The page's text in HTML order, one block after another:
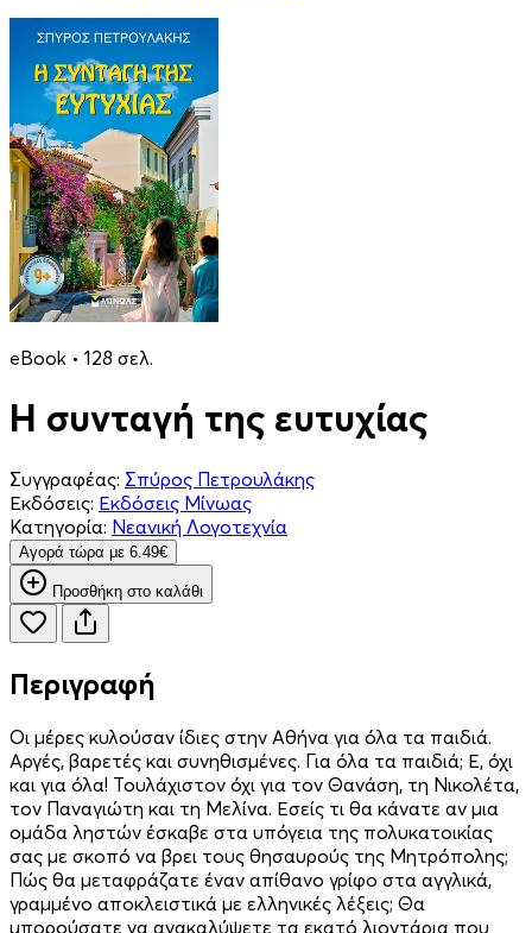
eBook • 128 σελ.
Η συνταγή της ευτυχίας
Συγγραφέας: Σπύρος Πετρουλάκης
Εκδόσεις: Εκδόσεις Μίνωας
Κατηγορία: Νεανική Λογοτεχνία
Aγορά τώρα με 6.49€
Προσθήκη στο καλάθι
Περιγραφή
Οι μέρες κυλούσαν ίδιες στην Αθήνα για όλα τα παιδιά.
Αργές, βαρετές και συνηθισμένες. Για όλα τα παιδιά; Ε, όχι
και για όλα! Τουλάχιστον όχι για τον Θανάση, τη Νικολέτα,
τον Παναγιώτη και τη Μελίνα. Εσείς τι θα κάνατε αν μια
ομάδα ληστών έσκαβε στα υπόγεια της πολυκατοικίας
σας με σκοπό να βρει τους θησαυρούς της Μητρόπολης;
Πώς θα μεταφράζατε έναν απίθανο γρίφο στα αγγλικά,
γραμμένο αποκλειστικά με ελληνικές λέξεις; Θα
μπορούσατε να ανακαλύψετε τα εκατό λιοντάρια που